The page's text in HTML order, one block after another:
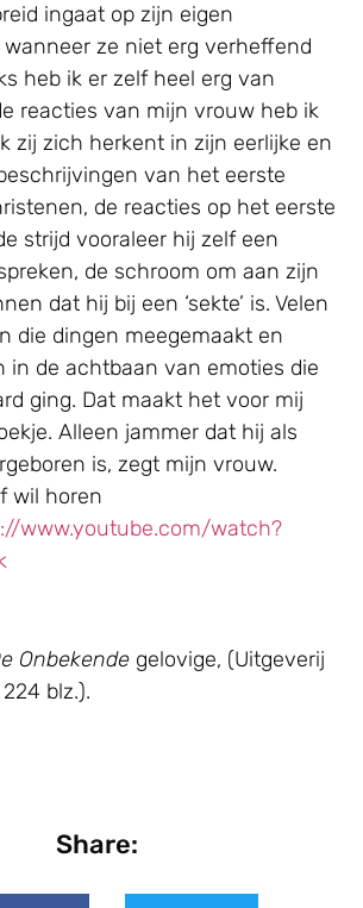
ingaat op zijn eigen
wanneer ze niet erg verheffend
heb ik er zelf heel erg van
reacties van mijn vrouw heb ik
zij zich herkent in zijn eerlijke en
van het eerste
de reacties op het eerste
strijd vooraleer hij zelf een
de schroom om aan zijn
dat hij bij een ‘sekte’ is. Velen
die dingen meegemaakt en
in de achtbaan van emoties die
ging. Dat maakt het voor mij
Alleen jammer dat hij als
is, zegt mijn vrouw.
wil horen
www.youtube.com/watch?
Onbekende gelovige, (Uitgeverij
blz.).
Share: